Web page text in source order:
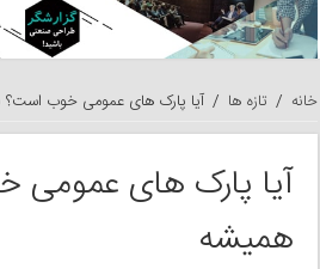
خانه / تازه ها / آیا پارک های عمومی خوب
آیا پارک های
همیشه